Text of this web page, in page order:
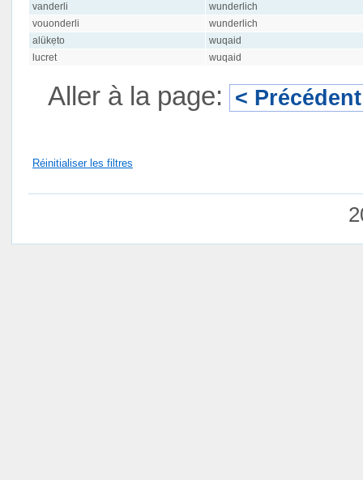
vanderli
wunderlich
vouonderli
wunderlich
alükẹto
wuqaid
lucret
wuqaid
Aller à la page: < Précédent
Réinitialiser les filtres